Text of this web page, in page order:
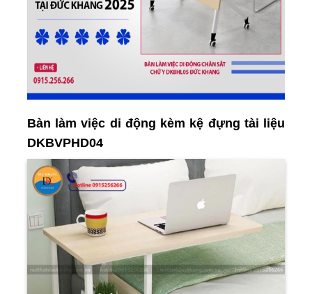
Bàn làm việc di động kèm kệ đựng tài liệu
DKBVPHD04